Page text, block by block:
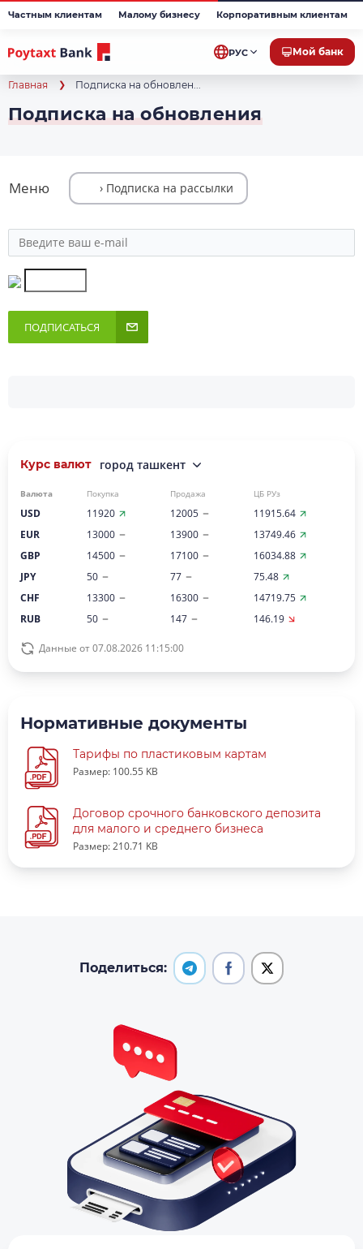
Частным клиентам Малому бизнесу Корпоративным клиентам
РУС Мой банк
Главная Подписка на обновлен...
Подписка на обновления
Меню
ПОДПИСАТЬСЯ
Курс валют город ташкент
Валюта Покупка Продажа ЦБ РУз
USD 11920 12005
11915.64
EUR
13000 13900
13749.46
GBP
14500 17100
16034.88
JPY
50 77
75.48
CHF
13300 16300
14719.75
RUB
50 147 146.19
Данные от 07.08.2026 11:15:00
Нормативные документы
Тарифы по пластиковым картам
Размер: 100.55 KB
Договор срочного банковского депозита
для малого и среднего бизнеса
Размер: 210.71 KB
Поделиться: